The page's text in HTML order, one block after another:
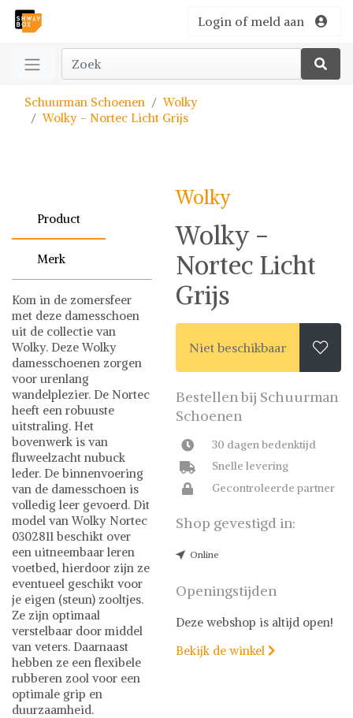
Login of meld aan
Schuurman Schoenen
Wolky
Wolky - Nortec Licht Grijs
Product
Merk
Kom in de zomersfeer
met deze damesschoen
uit de collectie van
Wolky. Deze Wolky
damesschoenen zorgen
voor urenlang
wandelplezier. De Nortec
heeft een robuuste
uitstraling. Het
bovenwerk is van
fluweelzacht nubuck
leder. De binnenvoering
van de damesschoen is
volledig leer gevoerd. Dit
model van Wolky Nortec
0302811 beschikt over
een uitneembaar leren
voetbed, hierdoor zijn ze
eventueel geschikt voor
je eigen (steun) zooltjes.
Ze zijn optimaal
verstelbaar door middel
van veters. Daarnaast
hebben ze een flexibele
rubberen zool voor een
optimale grip en
duurzaamheid.
Wolky
Wolky -
Nortec Licht
Grijs
Niet beschikbaar 
Bestellen bij Schuurman
Schoenen
30 dagen bedenktijd
Snelle levering
Gecontroleerde partner
Shop gevestigd in:
Online
Openingstijden
Deze webshop is altijd open!
Bekijk de winkel 